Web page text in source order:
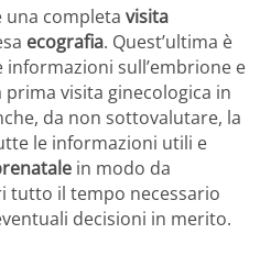
una completa visita
ecografia. Quest’ultima è
sull’embrione e
prima visita ginecologica in
da non sottovalutare, la
le informazioni utili e
in modo da
tutto il tempo necessario
decisioni in merito.